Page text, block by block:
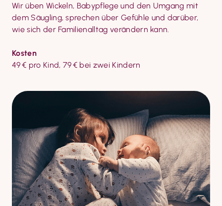
Wir üben Wickeln, Babypflege und den Umgang mit
dem Säugling, sprechen über Gefühle und darüber,
wie sich der Familienalltag verändern kann.
Kosten
49 € pro Kind, 79 € bei zwei Kindern